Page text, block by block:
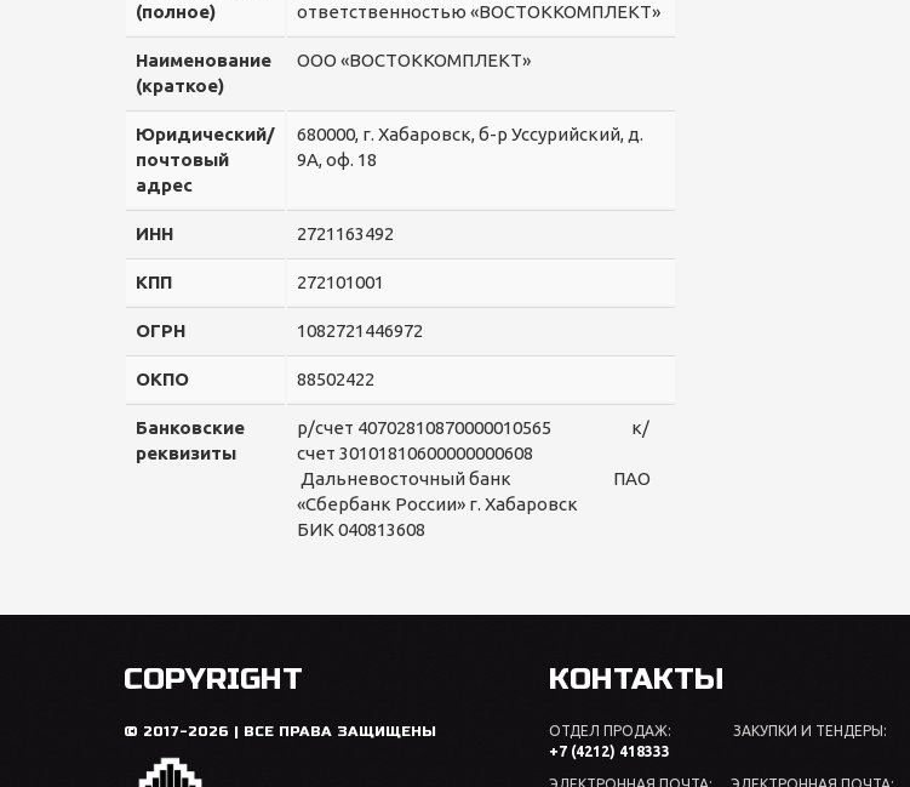
(полное)
ответственностью «ВОСТОККОМПЛЕКТ»
Наименование
(краткое)
ООО «ВОСТОККОМПЛЕКТ»
Юридический/
почтовый
адрес
680000, г. Хабаровск, б-р Уссурийский, д.
9А, оф. 18
ИНН 2721163492
КПП 272101001
ОГРН 1082721446972
ОКПО 88502422
Банковские
реквизиты
р/счет 40702810870000010565 к/
счет 30101810600000000608
Дальневосточный банк ПАО
«Сбербанк России» г. Хабаровск
БИК 040813608
COPYRIGHT
© 2017-2026 | ВСЕ ПРАВА ЗАЩИЩЕНЫ
КОНТАКТЫ
ОТДЕЛ ПРОДАЖ: ЗАКУПКИ И ТЕНДЕРЫ:
+7 (4212) 418333